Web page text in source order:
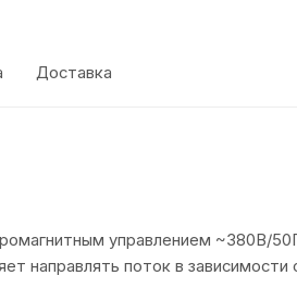
Доставка
управлением ~380В/
направлять поток в